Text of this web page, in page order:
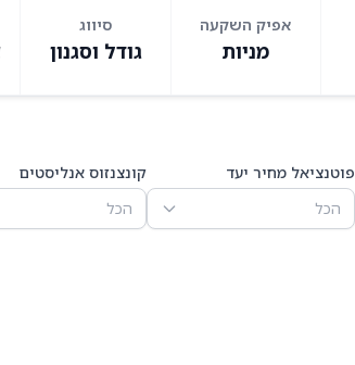
אפיק השקעה
מניות
סיווג
גודל וסגנון
פוטנציאל מחיר יעד
הכל
קונצנזוס אנליסטים
הכל